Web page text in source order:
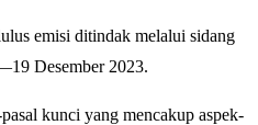
emisi ditindak melalui sidang
Desember 2023.
kunci yang mencakup aspek-